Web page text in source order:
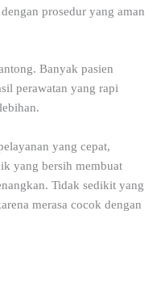
prosedur yang aman
Banyak pasien
perawatan yang rapi
yang cepat,
yang bersih membuat
Tidak sedikit yang
merasa cocok dengan